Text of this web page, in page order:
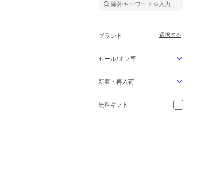
ブランド 選択する
セール/オフ率
新着・再入荷
無料ギフト